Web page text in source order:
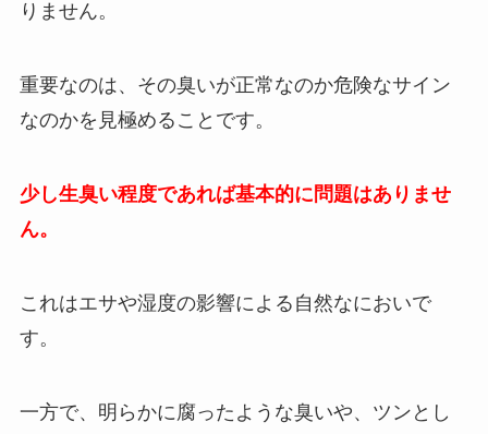
りません。
重要なのは、その臭いが正常なのか危険なサイン
なのかを見極めることです。
少し生臭い程度であれば基本的に問題はありませ
ん。
これはエサや湿度の影響による自然なにおいで
す。
一方で、明らかに腐ったような臭いや、ツンとし